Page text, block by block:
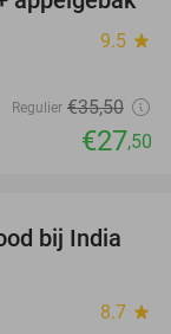
9.5 star
Regulier €35,50
€27,50
40%
bij India
8.7 star